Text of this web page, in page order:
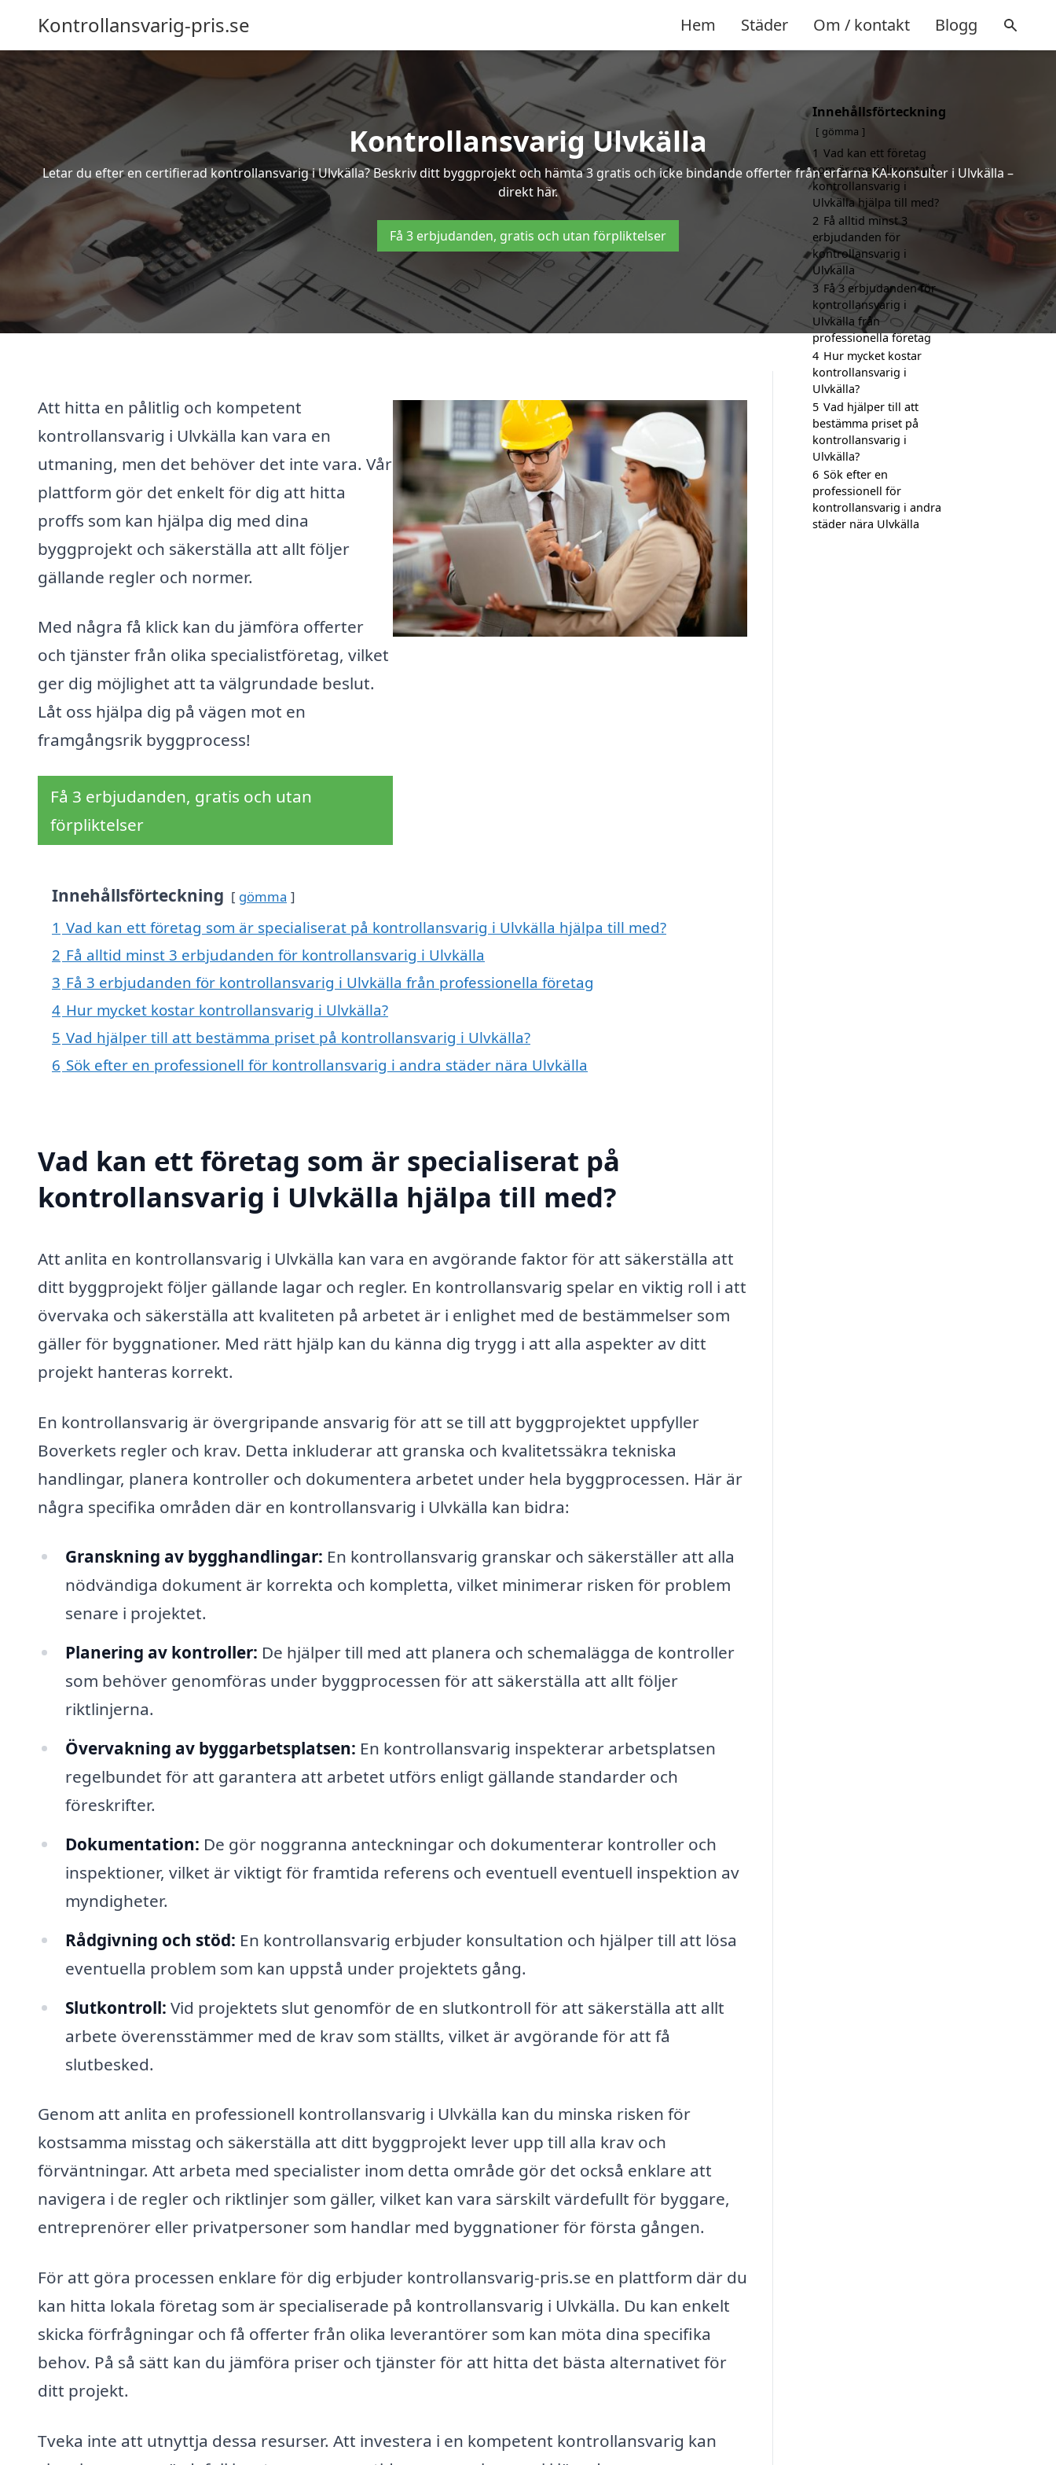
Kontrollansvarig-pris.se Hem Städer Om / kontakt Blogg
Kontrollansvarig Ulvkälla
Letar du efter en certifierad kontrollansvarig i Ulvkälla? Beskriv ditt byggprojekt och hämta 3 gratis och icke bindande offerter från erfarna KA-konsulter i Ulvkälla –
direkt här.
Få 3 erbjudanden, gratis och utan förpliktelser
Att hitta en pålitlig och kompetent
kontrollansvarig i Ulvkälla kan vara en
utmaning, men det behöver det inte vara. Vår
plattform gör det enkelt för dig att hitta
proffs som kan hjälpa dig med dina
byggprojekt och säkerställa att allt följer
gällande regler och normer.
Med några få klick kan du jämföra offerter
och tjänster från olika specialistföretag, vilket
ger dig möjlighet att ta välgrundade beslut.
Låt oss hjälpa dig på vägen mot en
framgångsrik byggprocess!
Få 3 erbjudanden, gratis och utan
förpliktelser
Innehållsförteckning gömma
1 Vad kan ett företag som är specialiserat på kontrollansvarig i Ulvkälla hjälpa till med?
2 Få alltid minst 3 erbjudanden för kontrollansvarig i Ulvkälla
3 Få 3 erbjudanden för kontrollansvarig i Ulvkälla från professionella företag
4 Hur mycket kostar kontrollansvarig i Ulvkälla?
5 Vad hjälper till att bestämma priset på kontrollansvarig i Ulvkälla?
6 Sök efter en professionell för kontrollansvarig i andra städer nära Ulvkälla
Vad kan ett företag som är specialiserat på
kontrollansvarig i Ulvkälla hjälpa till med?
Att anlita en kontrollansvarig i Ulvkälla kan vara en avgörande faktor för att säkerställa att
ditt byggprojekt följer gällande lagar och regler. En kontrollansvarig spelar en viktig roll i att
övervaka och säkerställa att kvaliteten på arbetet är i enlighet med de bestämmelser som
gäller för byggnationer. Med rätt hjälp kan du känna dig trygg i att alla aspekter av ditt
projekt hanteras korrekt.
En kontrollansvarig är övergripande ansvarig för att se till att byggprojektet uppfyller
Boverkets regler och krav. Detta inkluderar att granska och kvalitetssäkra tekniska
handlingar, planera kontroller och dokumentera arbetet under hela byggprocessen. Här är
några specifika områden där en kontrollansvarig i Ulvkälla kan bidra:
Granskning av bygghandlingar: En kontrollansvarig granskar och säkerställer att alla
nödvändiga dokument är korrekta och kompletta, vilket minimerar risken för problem
senare i projektet.
Planering av kontroller: De hjälper till med att planera och schemalägga de kontroller
som behöver genomföras under byggprocessen för att säkerställa att allt följer
riktlinjerna.
Övervakning av byggarbetsplatsen: En kontrollansvarig inspekterar arbetsplatsen
regelbundet för att garantera att arbetet utförs enligt gällande standarder och
föreskrifter.
Dokumentation: De gör noggranna anteckningar och dokumenterar kontroller och
inspektioner, vilket är viktigt för framtida referens och eventuell eventuell inspektion av
myndigheter.
Rådgivning och stöd: En kontrollansvarig erbjuder konsultation och hjälper till att lösa
eventuella problem som kan uppstå under projektets gång.
Slutkontroll: Vid projektets slut genomför de en slutkontroll för att säkerställa att allt
arbete överensstämmer med de krav som ställts, vilket är avgörande för att få
slutbesked.
Genom att anlita en professionell kontrollansvarig i Ulvkälla kan du minska risken för
kostsamma misstag och säkerställa att ditt byggprojekt lever upp till alla krav och
förväntningar. Att arbeta med specialister inom detta område gör det också enklare att
navigera i de regler och riktlinjer som gäller, vilket kan vara särskilt värdefullt för byggare,
entreprenörer eller privatpersoner som handlar med byggnationer för första gången.
För att göra processen enklare för dig erbjuder kontrollansvarig-pris.se en plattform där du
kan hitta lokala företag som är specialiserade på kontrollansvarig i Ulvkälla. Du kan enkelt
skicka förfrågningar och få offerter från olika leverantörer som kan möta dina specifika
behov. På så sätt kan du jämföra priser och tjänster för att hitta det bästa alternativet för
ditt projekt.
Tveka inte att utnyttja dessa resurser. Att investera i en kompetent kontrollansvarig kan
Innehållsförteckning
gömma
1 Vad kan ett företag
som är specialiserat på
kontrollansvarig i
Ulvkälla hjälpa till med?
2 Få alltid minst 3
erbjudanden för
kontrollansvarig i
Ulvkälla
3 Få 3 erbjudanden för
kontrollansvarig i
Ulvkälla från
professionella företag
4 Hur mycket kostar
kontrollansvarig i
Ulvkälla?
5 Vad hjälper till att
bestämma priset på
kontrollansvarig i
Ulvkälla?
6 Sök efter en
professionell för
kontrollansvarig i andra
städer nära Ulvkälla